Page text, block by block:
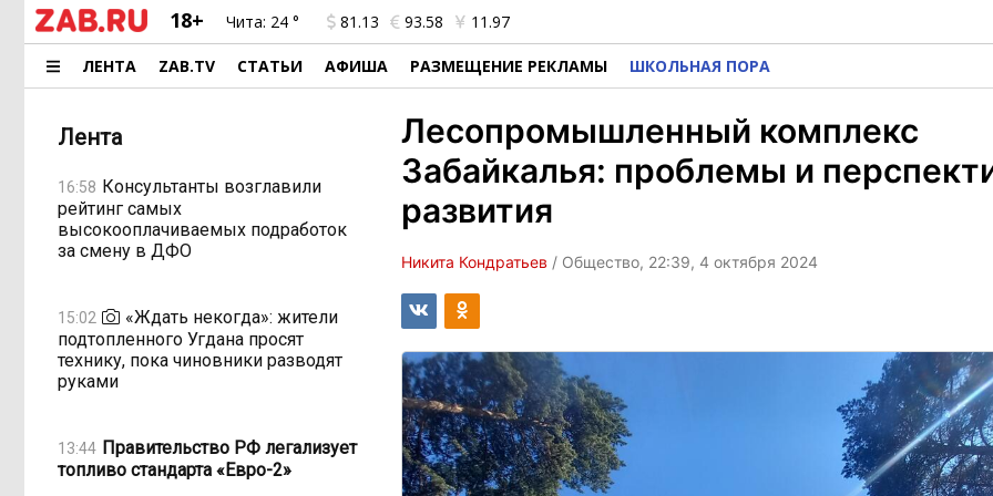
18+ Чита: 24 ° 81.13 93.58 11.97
ЛЕНТА ZAB.TV СТАТЬИ АФИША РАЗМЕЩЕНИЕ РЕКЛАМЫ ШКОЛЬНАЯ ПОРА
Лента
16:58 Консультанты возглавили
рейтинг самых
высокооплачиваемых подработок
за смену в ДФО
15:02
«Ждать некогда»: жители
подтопленного Угдана просят
технику, пока чиновники разводят
руками
13:44 Правительство РФ легализует
топливо стандарта «Евро-2»
Лесопромышленный комплекс
Забайкалья: проблемы и
развития
Никита Кондратьев / Общество, 22:39, 4 октября 2024